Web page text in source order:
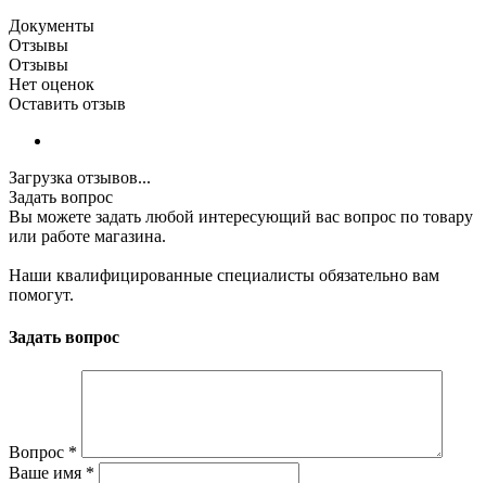
Документы
Отзывы
Отзывы
Нет оценок
Оставить отзыв
Загрузка отзывов...
Задать вопрос
Вы можете задать любой интересующий вас вопрос по товару
или работе магазина.
Наши квалифицированные специалисты обязательно вам
помогут.
Задать вопрос
Вопрос *
Ваше имя *